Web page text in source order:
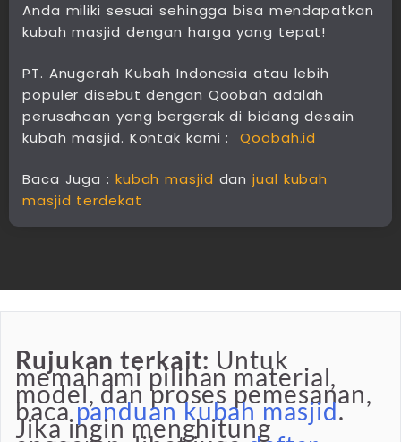
Anda miliki sesuai sehingga bisa mendapatkan
kubah masjid dengan harga yang tepat!
PT. Anugerah Kubah Indonesia atau lebih
populer disebut dengan Qoobah adalah
perusahaan yang bergerak di bidang desain
kubah masjid. Kontak kami :Qoobah.id
Baca Juga : kubah masjid danjual kubah
masjid terdekat
Rujukan terkait: Untuk
memahami pilihan material,
model, dan proses pemesanan,
bacapanduan kubah masjid.
Jika ingin menghitung